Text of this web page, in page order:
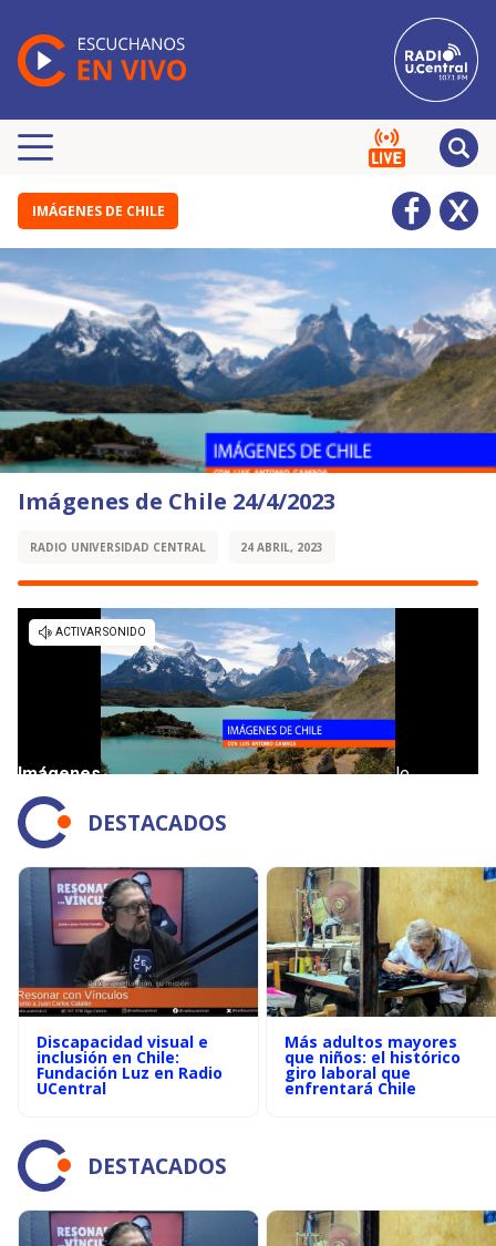
IMÁGENES DE CHILE
Imágenes de Chile 24/4/2023
RADIO UNIVERSIDAD CENTRAL 24 ABRIL, 2023
DESTACADOS
Discapacidad visual e
inclusión en Chile:
Fundación Luz en Radio
UCentral
Más adultos mayores
que niños: el histórico
giro laboral que
enfrentará Chile
DESTACADOS